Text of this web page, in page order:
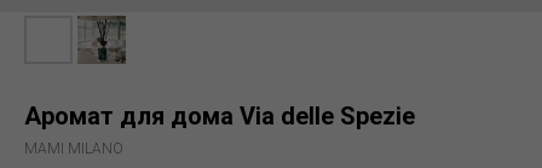
Аромат для дома Via delle Spezie
MAMI MILANO